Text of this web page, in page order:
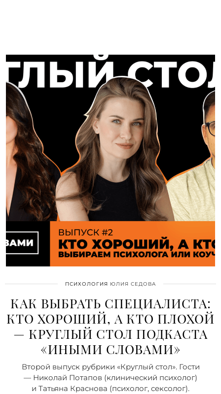
ПСИХОЛОГИЯ ЮЛИЯ СЕДОВА
КАК ВЫБРАТЬ СПЕЦИАЛИСТА:
КТО ХОРОШИЙ, А КТО ПЛОХОЙ
— КРУГЛЫЙ СТОЛ ПОДКАСТА
«ИНЫМИ СЛОВАМИ»
Второй выпуск рубрики «Круглый стол». Гости
— Николай Потапов (клинический психолог)
и Татьяна Краснова (психолог, сексолог).